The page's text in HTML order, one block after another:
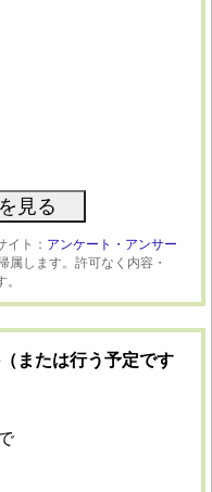
イト： アンケート・アンサー
属します。許可なく内容・
または行う予定です